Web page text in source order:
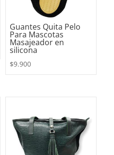
Guantes Quita Pelo
Para Mascotas
Masajeador en
silicona
$9.900